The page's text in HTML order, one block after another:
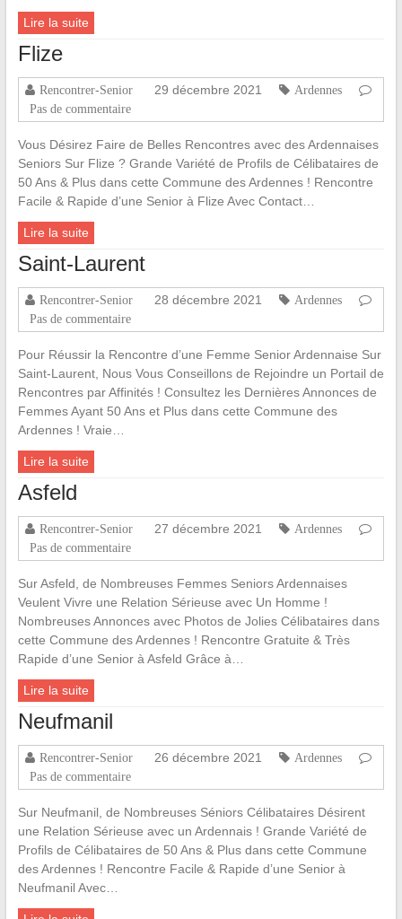
Lire la suite
Flize
Rencontrer-Senior 29 décembre 2021
Ardennes
Pas de commentaire
Vous Désirez Faire de Belles Rencontres avec des Ardennaises
Seniors Sur Flize ? Grande Variété de Profils de Célibataires de
50 Ans & Plus dans cette Commune des Ardennes ! Rencontre
Facile & Rapide d’une Senior à Flize Avec Contact…
Lire la suite
Saint-Laurent
Rencontrer-Senior 28 décembre 2021
Ardennes
Pas de commentaire
Pour Réussir la Rencontre d’une Femme Senior Ardennaise Sur
Saint-Laurent, Nous Vous Conseillons de Rejoindre un Portail de
Rencontres par Affinités ! Consultez les Dernières Annonces de
Femmes Ayant 50 Ans et Plus dans cette Commune des
Ardennes ! Vraie…
Lire la suite
Asfeld
Rencontrer-Senior 27 décembre 2021
Ardennes
Pas de commentaire
Sur Asfeld, de Nombreuses Femmes Seniors Ardennaises
Veulent Vivre une Relation Sérieuse avec Un Homme !
Nombreuses Annonces avec Photos de Jolies Célibataires dans
cette Commune des Ardennes ! Rencontre Gratuite & Très
Rapide d’une Senior à Asfeld Grâce à…
Lire la suite
Neufmanil
Rencontrer-Senior 26 décembre 2021
Ardennes
Pas de commentaire
Sur Neufmanil, de Nombreuses Séniors Célibataires Désirent
une Relation Sérieuse avec un Ardennais ! Grande Variété de
Profils de Célibataires de 50 Ans & Plus dans cette Commune
des Ardennes ! Rencontre Facile & Rapide d’une Senior à
Neufmanil Avec…